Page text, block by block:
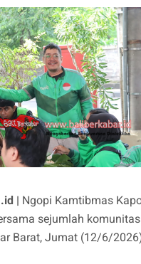
| Ngopi Kamtibmas
sejumlah
Barat, Jumat (12/6/